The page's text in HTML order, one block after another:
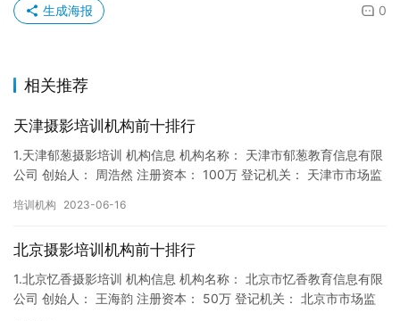
0
生成海报
相关推荐
天津摄影培训机构前十排行
1.天津郁葱摄影培训 机构信息 机构名称： 天津市郁葱教育信息有限
公司 创始人： 周浩然 注册资本： 100万 登记机关： 天津市市场监
培训机构 2023-06-16
北京摄影培训机构前十排行
1.北京忆香摄影培训 机构信息 机构名称： 北京市忆香教育信息有限
公司 创始人： 王海韵 注册资本： 50万 登记机关： 北京市市场监